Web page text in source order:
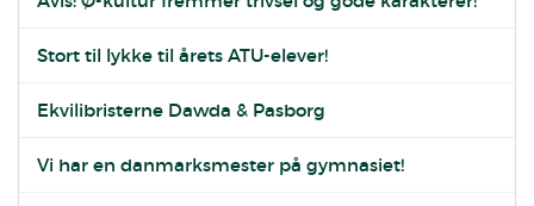
Stort til lykke til årets ATU-elever!
Ekvilibristerne Dawda & Pasborg
Vi har en danmarksmester på gymnasiet!